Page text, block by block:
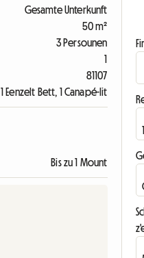
Gesamte Unterkunft
50 m²
3 Persounen
1
81107
1 Eenzelt Bett, 1 Canapé-lit
Bis zu 1 Mount